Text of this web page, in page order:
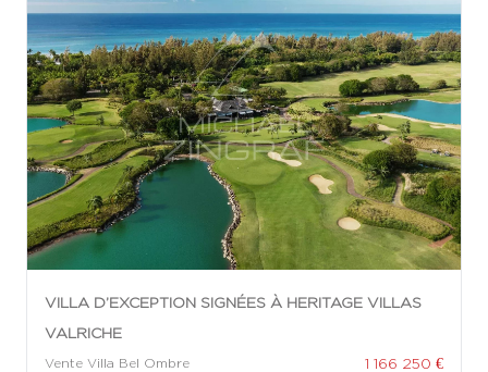
VILLA D’EXCEPTION SIGNÉES À HERITAGE VILLAS
VALRICHE
Vente Villa Bel Ombre 1 166 250 €